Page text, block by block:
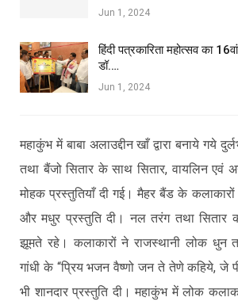
Jun 1, 2024
हिंदी पत्रकारिता महोत्सव का
डॉ.…
Jun 1, 2024
महाकुंभ में बाबा अलाउद्दीन खाँ द्वारा बनाये गये
तथा बैंजो सितार के साथ सितार, वायलिन एवं
मोहक प्रस्तुतियाँ दी गई। मैहर बैंड के
और मधुर प्रस्तुति दी। नल तरंग तथा सितार
झूमते रहे। कलाकारों ने राजस्थानी लोक धुन
गांधी के “प्रिय भजन वैष्णो जन ते तेणे कहिये, जे
भी शानदार प्रस्तुति दी। महाकुंभ में लोक